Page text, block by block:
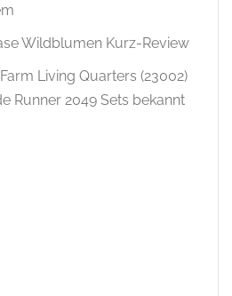
Wildblumen Kurz-Review
Living Quarters (23002)
Runner 2049 Sets bekannt